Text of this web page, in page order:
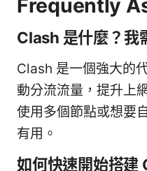
Frequently
Clash 是什麼？我
Clash 是一個強大的
動分流流量，提升上
使用多個節點或想要
有用。
如何快速開始搭建